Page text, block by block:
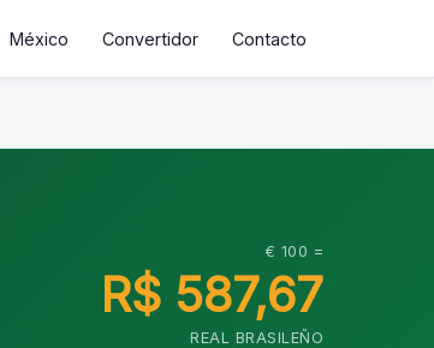
México Convertidor Contacto
€ 100 =
R$ 587,67
REAL BRASILEÑO